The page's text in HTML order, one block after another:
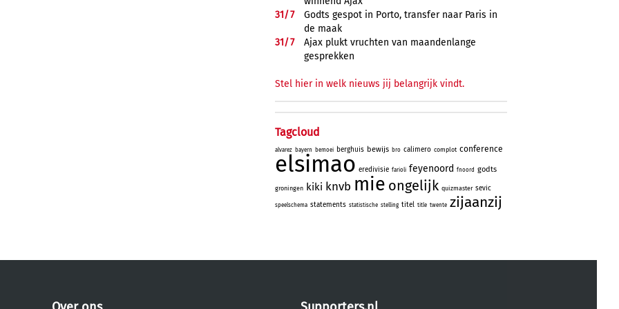
31/7
Godts gespot in Porto, transfer naar Paris in
de maak
31/7
Ajax plukt vruchten van maandenlange
gesprekken
Stel hier in welk nieuws jij belangrijk vindt.
Tagcloud
alvarez bayern bemoei berghuis bewijs bro calimero complot conference
elsimao eredivisie farioli feyenoord fnoord godts
groningen kiki knvb mie ongelijk quizmaster sevic
speelschema statements statistische stelling titel title twente zijaanzij